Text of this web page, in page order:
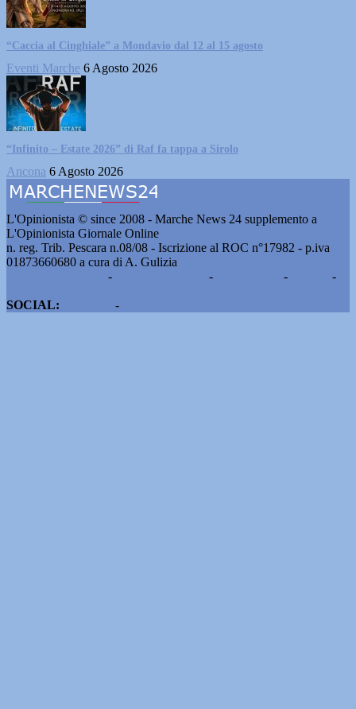
“Caccia al Cinghiale” a Mondavio dal 12 al 15 agosto
Eventi Marche 6 Agosto 2026
“Infinito – Estate 2026” di Raf fa tappa a Sirolo
Ancona 6 Agosto 2026
L'Opinionista © since 2008 - Marche News 24 supplemento a
L'Opinionista Giornale Online
n. reg. Trib. Pescara n.08/08 - Iscrizione al ROC n°17982 - p.iva
01873660680 a cura di A. Gulizia
- - -
-
SOCIAL:
-